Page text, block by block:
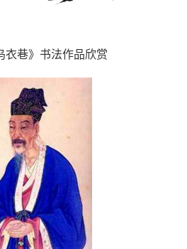
衣巷》书法作品欣赏